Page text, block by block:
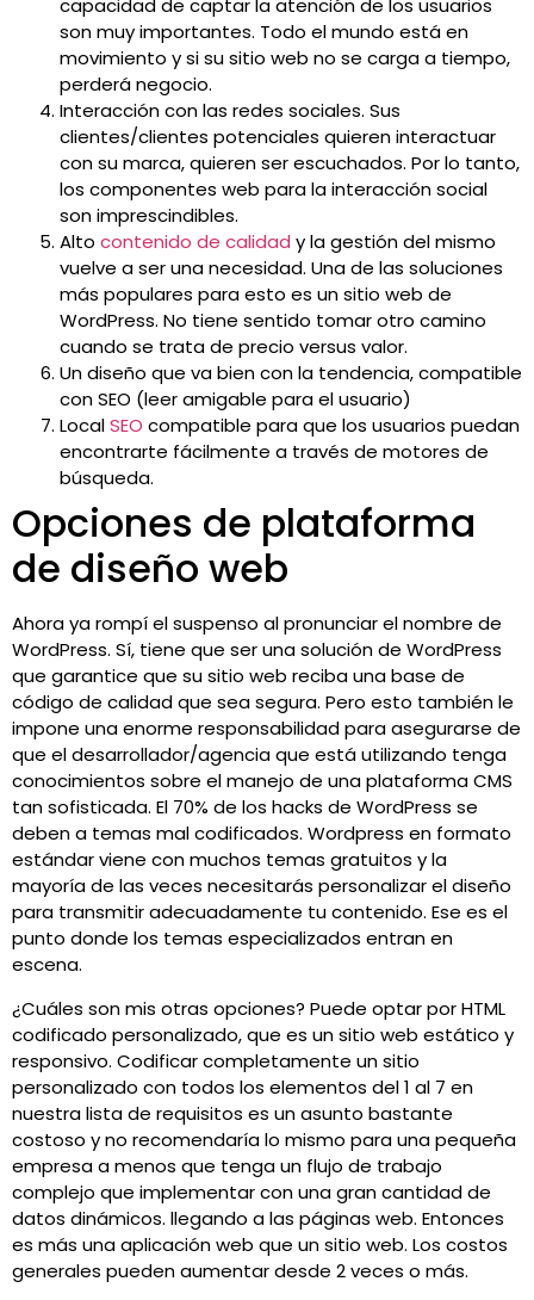
capacidad de captar la atención de los usuarios
son muy importantes. Todo el mundo está en
movimiento y si su sitio web no se carga a tiempo,
perderá negocio.
Interacción con las redes sociales. Sus
clientes/clientes potenciales quieren interactuar
con su marca, quieren ser escuchados. Por lo tanto,
los componentes web para la interacción social
son imprescindibles.
Alto contenido de calidad y la gestión del mismo
vuelve a ser una necesidad. Una de las soluciones
más populares para esto es un sitio web de
WordPress. No tiene sentido tomar otro camino
cuando se trata de precio versus valor.
Un diseño que va bien con la tendencia, compatible
con SEO (leer amigable para el usuario)
LocalSEO compatible para que los usuarios puedan
encontrarte fácilmente a través de motores de
búsqueda.
Opciones de plataforma
de diseño web
Ahora ya rompí el suspenso al pronunciar el nombre de
WordPress. Sí, tiene que ser una solución de WordPress
que garantice que su sitio web reciba una base de
código de calidad que sea segura. Pero esto también le
impone una enorme responsabilidad para asegurarse de
que el desarrollador/agencia que está utilizando tenga
conocimientos sobre el manejo de una plataforma CMS
tan sofisticada. El 70% de los hacks de WordPress se
deben a temas mal codificados. Wordpress en formato
estándar viene con muchos temas gratuitos y la
mayoría de las veces necesitarás personalizar el diseño
para transmitir adecuadamente tu contenido. Ese es el
punto donde los temas especializados entran en
escena.
¿Cuáles son mis otras opciones? Puede optar por HTML
codificado personalizado, que es un sitio web estático y
responsivo. Codificar completamente un sitio
personalizado con todos los elementos del 1 al 7 en
nuestra lista de requisitos es un asunto bastante
costoso y no recomendaría lo mismo para una pequeña
empresa a menos que tenga un flujo de trabajo
complejo que implementar con una gran cantidad de
datos dinámicos. llegando a las páginas web. Entonces
es más una aplicación web que un sitio web. Los costos
generales pueden aumentar desde 2 veces o más.